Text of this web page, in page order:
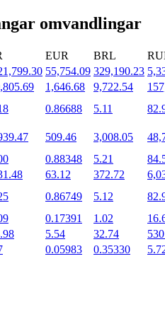
tillgång
tokens
omvandlingar
EUR BRL
55,754.09 329,190.23
1,646.68 9,722.54
0.86688 5.11
509.46 3,008.05
0.88348 5.21
63.12 372.72
0.86749 5.12
0.17391 1.02
5.54 32.74
0.05983 0.35330